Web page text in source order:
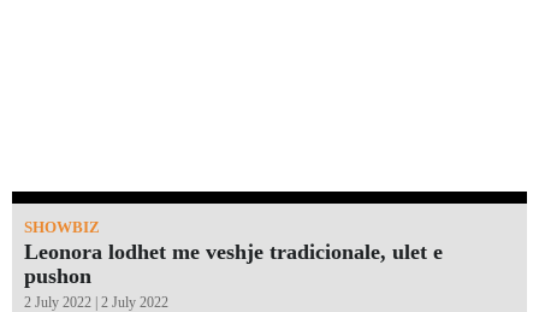
SHOWBIZ
Leonora lodhet me veshje tradicionale, ulet e
pushon
2 July 2022 | 2 July 2022